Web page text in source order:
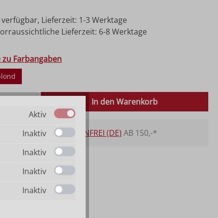
Lieferzeit: 1-3 Werktage
Lieferzeit: 6-8 Werktage
zu Farbangaben
Gib den gewünschten Wert
In den Warenkorb
VERSANDKOSTENFREI (DE) AB 150,-*
Aktiv
Inaktiv
Inaktiv
Inaktiv
Inaktiv